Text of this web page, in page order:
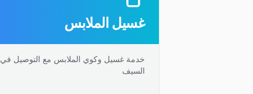
غسيل الملابس
خدمة غسيل وكوي الملابس مع التوصيل في
السيف